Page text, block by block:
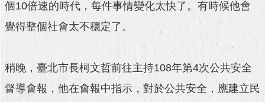
個10倍速的時代，每件事情變化太快了。有時候他會
覺得整個社會太不穩定了。
稍晚，臺北市長柯文哲前往主持108年第4次公共安全
督導會報，他在會報中指示，對於公共安全，應建立民